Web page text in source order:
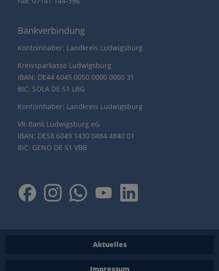
Bankverbindung
Kontoinhaber: Landkreis Ludwigsburg
Kreissparkasse Ludwigsburg
IBAN: DE44 6045 0050 0000 0000 31
BIC: SOLA DE S1 LBG
Kontoinhaber: Landkreis Ludwigsburg
VR-Bank Ludwigsburg eG
IBAN: DE58 6049 1430 0484 4840 01
BIC: GENO DE S1 VBB
Aktuelles
Impressum